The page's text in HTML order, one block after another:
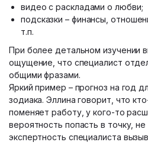
видео с раскладами о любви;
подсказки – финансы,
т.п.
При более детальном изучении
ощущение, что специалист
общими фразами.
Яркий пример – прогноз на год
зодиака. Эллина говорит, что
поменяет работу, у кого-то
вероятность попасть в точку,
экспертность специалиста